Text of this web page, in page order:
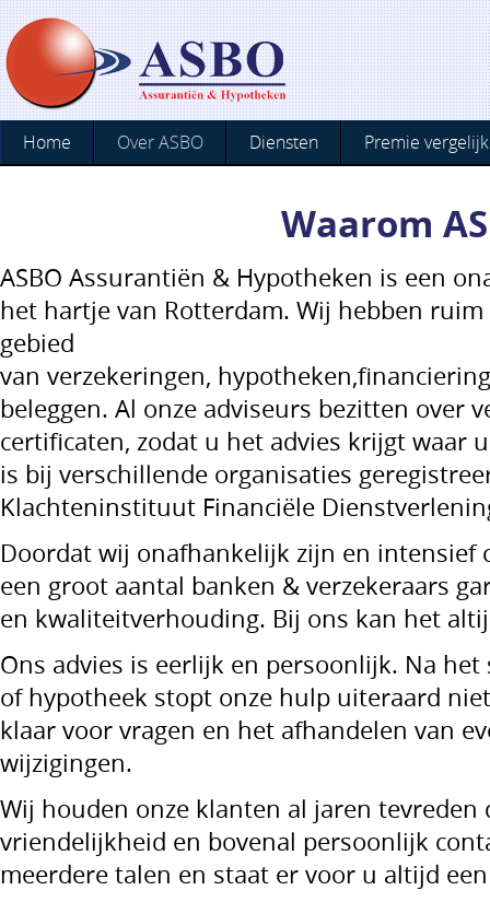
Home Over ASBO Diensten Premie
Waarom
ASBO Assurantiën & Hypotheken is een
het hartje van Rotterdam. Wij hebben
gebied
van verzekeringen,
beleggen. Al onze adviseurs bezitten over
certificaten, zodat u het advies krijgt waar
is bij verschillende organisaties
Klachteninstituut Financiële
Doordat wij onafhankelijk zijn en intensief
een groot aantal banken & verzekeraars
en kwaliteitverhouding. Bij ons kan het
Ons advies is eerlijk en persoonlijk. Na
of hypotheek stopt onze hulp uiteraard
klaar voor vragen en het afhandelen van
wijzigingen.
Wij houden onze klanten al jaren tevreden
vriendelijkheid en bovenal persoonlijk
meerdere talen en staat er voor u altijd